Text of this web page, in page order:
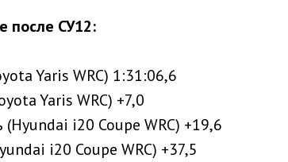
после СУ12:
Yaris WRC) 1:31:06,6
Yaris WRC) +7,0
(Hyundai i20 Coupe WRC) +19,6
i20 Coupe WRC) +37,5